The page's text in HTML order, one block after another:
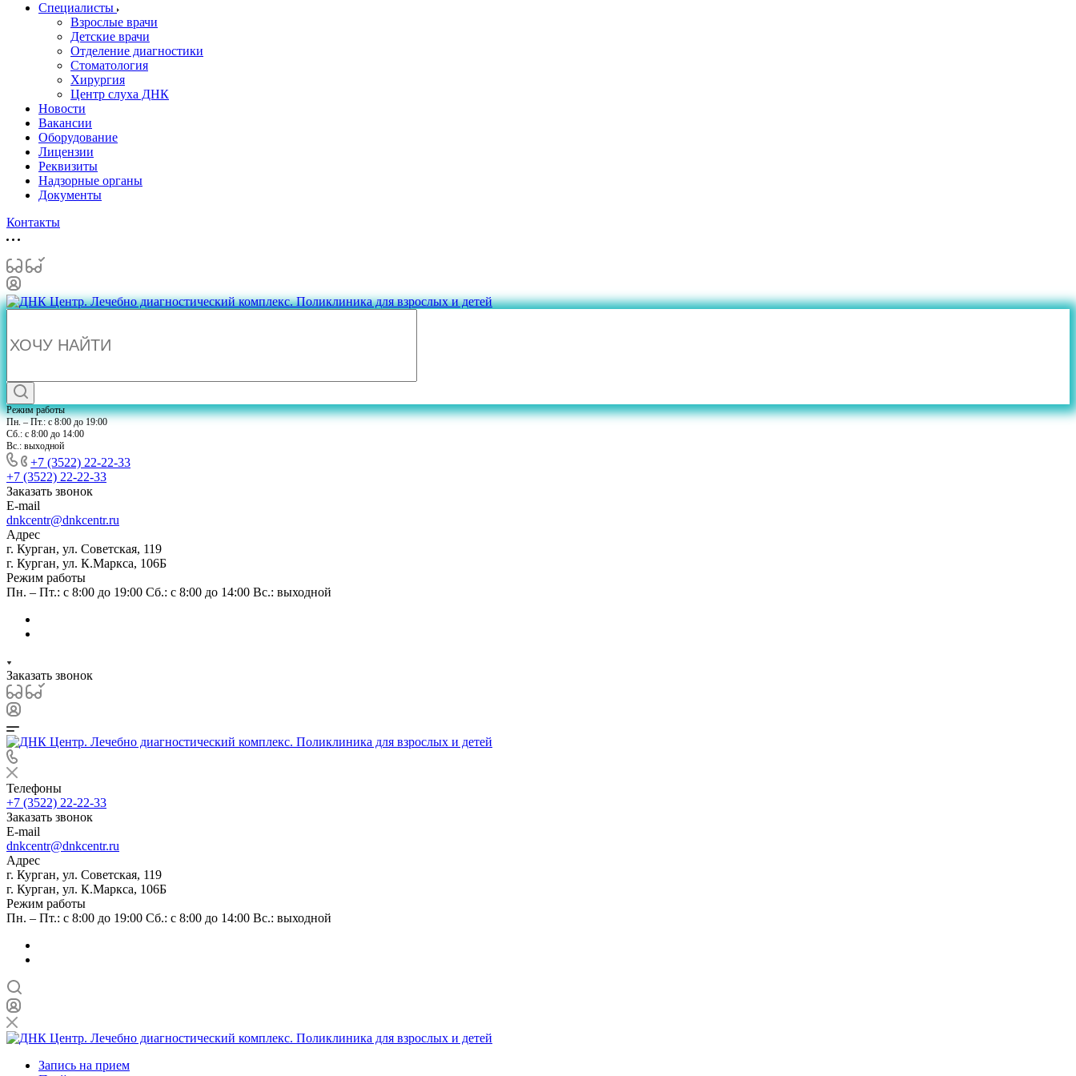
Специалисты
Взрослые врачи
Детские врачи
Отделение диагностики
Стоматология
Хирургия
Центр слуха ДНК
Новости
Вакансии
Оборудование
Лицензии
Реквизиты
Надзорные органы
Документы
Контакты
Режим работы
Пн. – Пт.: с 8:00 до 19:00
Сб.: с 8:00 до 14:00
Вс.: выходной
+7 (3522) 22-22-33
+7 (3522) 22-22-33
Заказать звонок
E-mail
dnkcentr@dnkcentr.ru
Адрес
г. Курган, ул. Советская, 119
г. Курган, ул. К.Маркса, 106Б
Режим работы
Пн. – Пт.: с 8:00 до 19:00 Сб.: с 8:00 до 14:00 Вс.: выходной
Заказать звонок
Телефоны
+7 (3522) 22-22-33
Заказать звонок
E-mail
dnkcentr@dnkcentr.ru
Адрес
г. Курган, ул. Советская, 119
г. Курган, ул. К.Маркса, 106Б
Режим работы
Пн. – Пт.: с 8:00 до 19:00 Сб.: с 8:00 до 14:00 Вс.: выходной
Запись на прием